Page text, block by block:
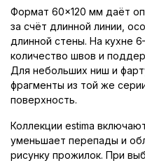
Формат 60×120 мм даёт
за счёт длинной линии,
длинной стены. На кухне
количество швов и
Для небольших ниш и
фрагменты из той же
поверхность.
Коллекции estima
уменьшает перепады и
рисунку прожилок. При